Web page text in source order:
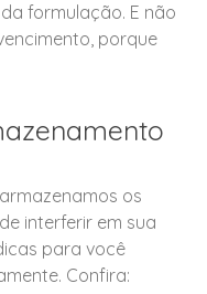
formulação. E não
porque
os
interferir em sua
para você
Confira: